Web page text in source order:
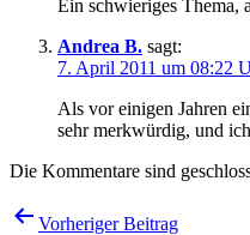
Ein schwie­ri­ges Thema,
Andrea B. sagt:
7. April 2011 um 08:22
Als vor eini­gen Jahren
sehr merk­wür­dig, und
Die Kommentare sind
Beitragsnavigation
Vorheriger Beitrag